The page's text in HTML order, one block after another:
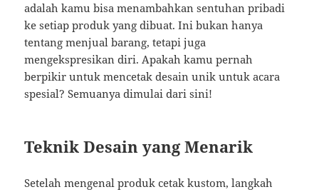
adalah kamu bisa menambahkan sentuhan pribadi
ke setiap produk yang dibuat. Ini bukan hanya
tentang menjual barang, tetapi juga
mengekspresikan diri. Apakah kamu pernah
berpikir untuk mencetak desain unik untuk acara
spesial? Semuanya dimulai dari sini!
Teknik Desain yang Menarik
Setelah mengenal produk cetak kustom, langkah